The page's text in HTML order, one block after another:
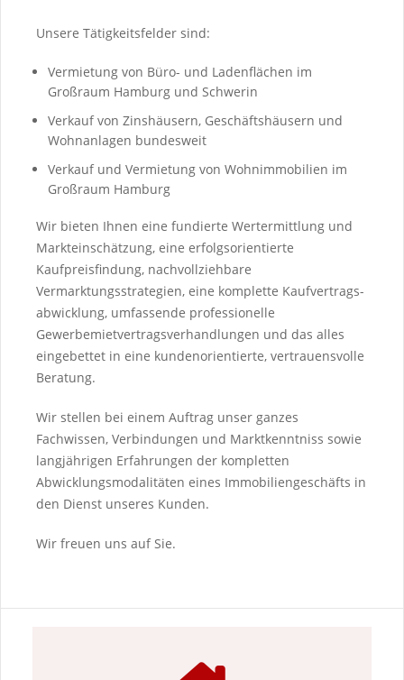
Unsere Tätigkeitsfelder sind:
Vermietung von Büro- und Ladenflächen im
Großraum Hamburg und Schwerin
Verkauf von Zinshäusern, Geschäftshäusern und
Wohnanlagen bundesweit
Verkauf und Vermietung von Wohnimmobilien im
Großraum Hamburg
Wir bieten Ihnen eine fundierte Wertermittlung und
Markteinschätzung, eine erfolgsorientierte
Kaufpreisfindung, nachvollziehbare
Vermarktungsstrategien, eine komplette Kaufvertrags-
abwicklung, umfassende professionelle
Gewerbemietvertragsverhandlungen und das alles
eingebettet in eine kundenorientierte, vertrauensvolle
Beratung.
Wir stellen bei einem Auftrag unser ganzes
Fachwissen, Verbindungen und Marktkenntniss sowie
langjährigen Erfahrungen der kompletten
Abwicklungsmodalitäten eines Immobiliengeschäfts in
den Dienst unseres Kunden.
Wir freuen uns auf Sie.